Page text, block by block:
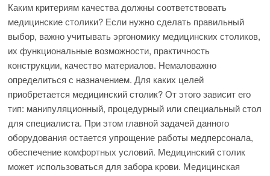
Каким критериям качества должны соответствовать
медицинские столики? Если нужно сделать правильный
выбор, важно учитывать эргономику медицинских столиков,
их функциональные возможности, практичность
конструкции, качество материалов. Немаловажно
определиться с назначением. Для каких целей
приобретается медицинский столик? От этого зависит его
тип: манипуляционный, процедурный или специальный стол
для специалиста. При этом главной задачей данного
оборудования остается упрощение работы медперсонала,
обеспечение комфортных условий. Медицинский столик
может использоваться для забора крови. Медицинская